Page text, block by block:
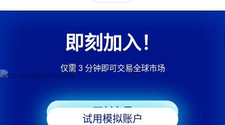
即刻加入！
仅需 3 分钟即可交易全球市场
即刻交易
试用模拟账户